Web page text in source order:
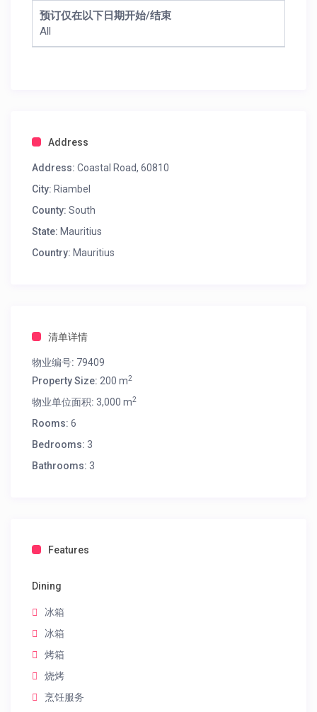
预订仅在以下日期开始/结束
All
Address
Address: Coastal Road, 60810
City: Riambel
County: South
State: Mauritius
Country: Mauritius
清单详情
物业编号: 79409
Property Size: 200 m2
物业单位面积: 3,000 m2
Rooms: 6
Bedrooms: 3
Bathrooms: 3
Features
Dining
冰箱
冰箱
烤箱
烧烤
烹饪服务